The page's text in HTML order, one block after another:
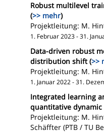
Robust multilevel
(>> mehr)
Projektleitung: M.
1. Februar 2023 - 31.
Data-driven robust
distribution shift (>>
Projektleitung: M.
1. Januar 2022 - 31.
Integrated learning
quantitative dynamic
Projektleitung: M.
Schäffter (PTB / TU